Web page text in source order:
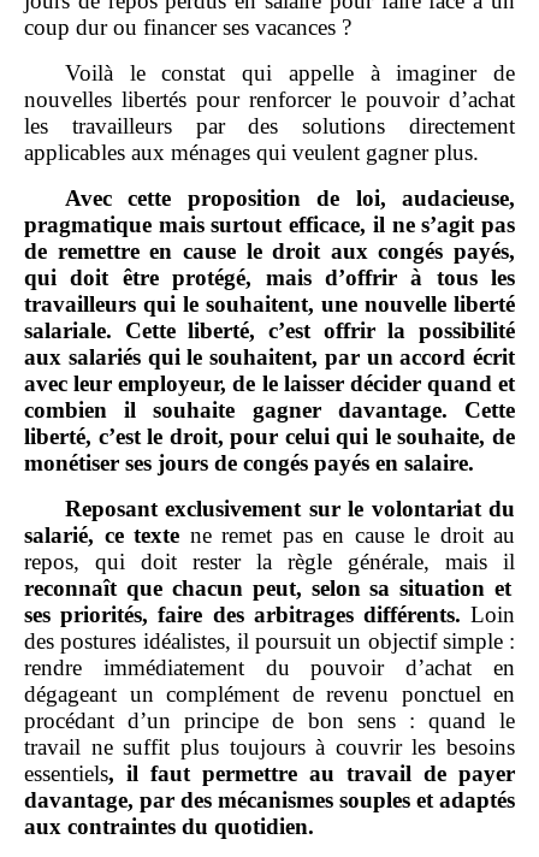
coup dur ou financer ses vacances ?
Voilà le constat qui appelle à imaginer de
nouvelles libertés pour renforcer le pouvoir d’achat
les travailleurs par des solutions directement
applicables aux ménages qui veulent gagner plus.
Avec cette proposition de loi, audacieuse,
pragmatique mais surtout efficace, il ne s’agit pas
de remettre en cause le droit aux congés payés,
qui doit être protégé, mais d’offrir à tous les
travailleurs qui le souhaitent, une nouvelle liberté
salariale. Cette liberté, c’est offrir la possibilité
aux salariés qui le souhaitent, par un accord écrit
avec leur employeur, de le laisser décider quand et
combien il souhaite gagner davantage. Cette
liberté, c’est le droit, pour celui qui le souhaite, de
monétiser ses jours de congés payés en salaire.
Reposant exclusivement sur le volontariat du
salarié, ce texte ne remet pas en cause le droit au
repos, qui doit rester la règle générale, mais il
reconnaît que chacun peut, selon sa situation et
ses priorités, faire des arbitrages différents. Loin
des postures idéalistes, il poursuit un objectif simple :
rendre immédiatement du pouvoir d’achat en
dégageant un complément de revenu ponctuel en
procédant d’un principe de bon sens : quand le
travail ne suffit plus toujours à couvrir les besoins
essentiels, il faut permettre au travail de payer
davantage, par des mécanismes souples et adaptés
aux contraintes du quotidien.